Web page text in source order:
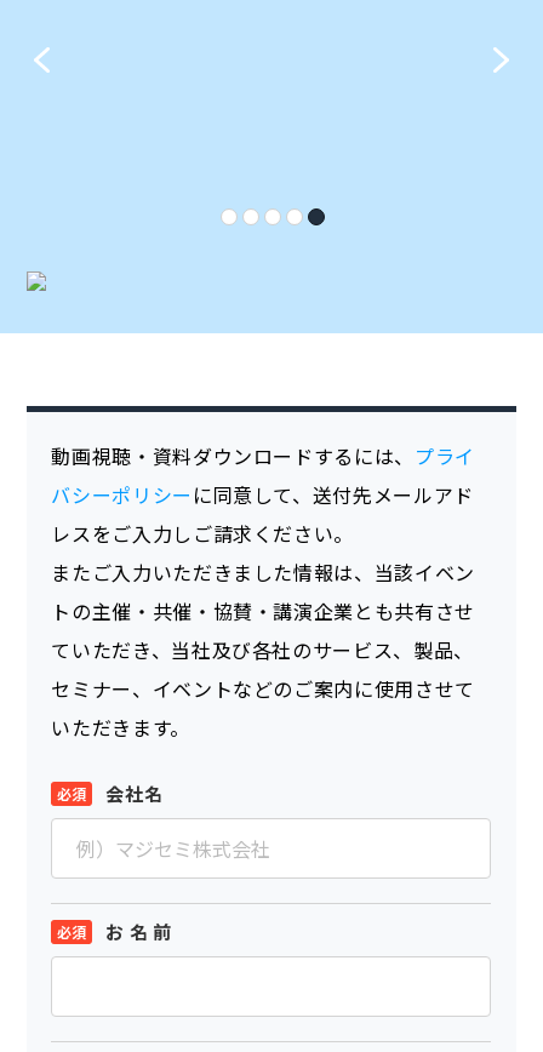
動画視聴・資料ダウンロードするには、 プライ
バシーポリシー に同意して、送付先メールアド
レスをご入力しご請求ください。
またご入力いただきました情報は、当該イベン
トの主催・共催・協賛・講演企業とも共有させ
ていただき、当社及び各社のサービス、製品、
セミナー、イベントなどのご案内に使用させて
いただきます。
会社名
お 名 前